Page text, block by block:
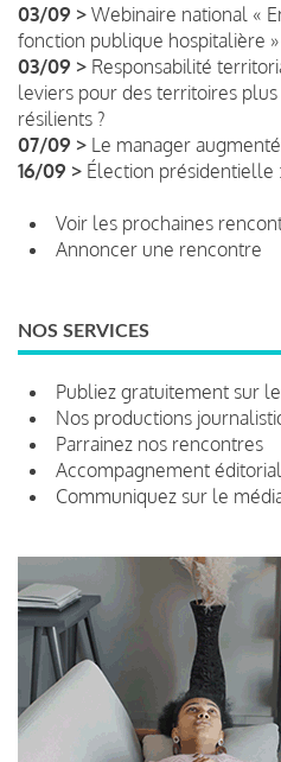
03/09 > Webinaire national «
fonction publique hospitalière »
03/09 > Responsabilité
leviers pour des territoires
résilients ?
07/09 > Le manager
16/09 > Élection présidentielle
Voir les prochaines
Annoncer une rencontre
NOS SERVICES
Publiez gratuitement sur
Nos productions
Parrainez nos rencontres
Accompagnement éditorial
Communiquez sur le